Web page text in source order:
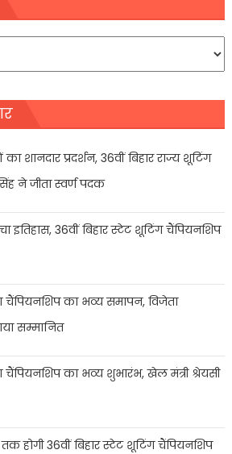
शानदार प्रदर्शन, 36वीं बिहार राज्य शूटिंग
ने जीता स्वर्ण पदक
इतिहास, 36वीं बिहार स्टेट शूटिंग चैंपियनशिप
चैंपियनशिप का भव्य समापन, विजेता
सम्मानित
चैंपियनशिप का भव्य शुभारंभ, खेल मंत्री श्रेयसी
होगी 36वीं बिहार स्टेट शूटिंग चैंपियनशिप